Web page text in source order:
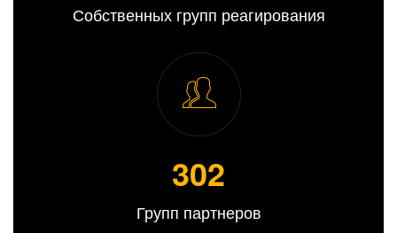
Собственных групп реагирования
309
Групп партнеров